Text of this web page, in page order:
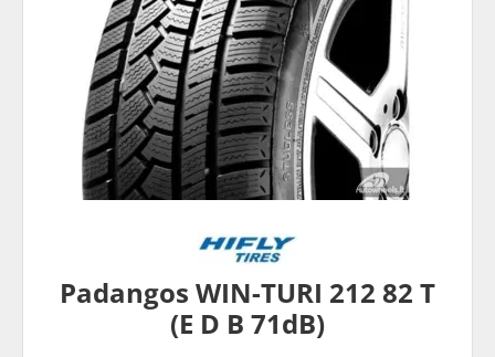
Padangos WIN-TURI 212 82 T
(E D B 71dB)